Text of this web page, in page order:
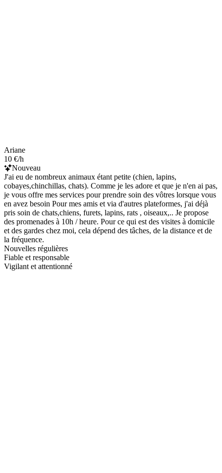
Ariane
10 €/h
Nouveau
J'ai eu de nombreux animaux étant petite (chien, lapins,
cobayes,chinchillas, chats). Comme je les adore et que je n'en ai pas,
je vous offre mes services pour prendre soin des vôtres lorsque vous
en avez besoin Pour mes amis et via d'autres plateformes, j'ai déjà
pris soin de chats,chiens, furets, lapins, rats , oiseaux,.. Je propose
des promenades à 10h / heure. Pour ce qui est des visites à domicile
et des gardes chez moi, cela dépend des tâches, de la distance et de
la fréquence.
Nouvelles régulières
Fiable et responsable
Vigilant et attentionné